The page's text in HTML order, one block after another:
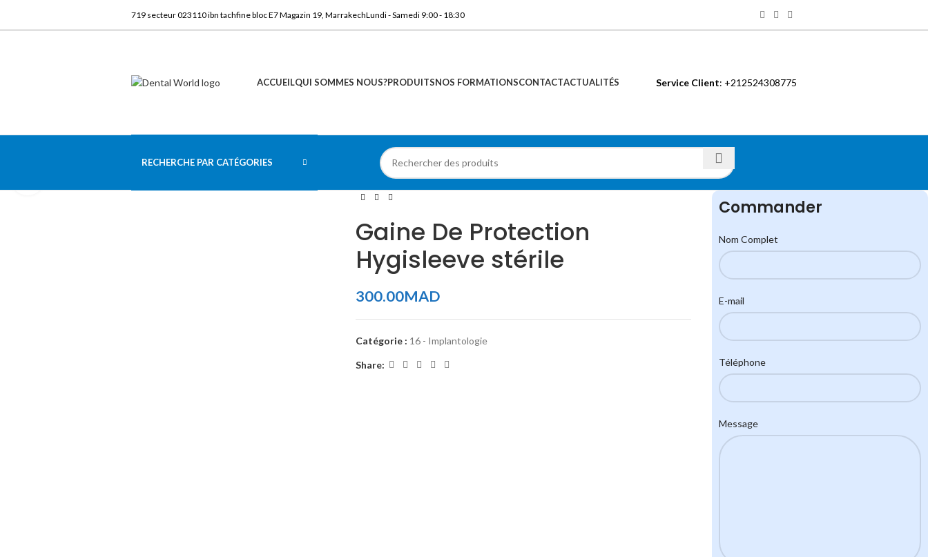
719 secteur 023110 ibn tachfine bloc E7 Magazin 19, MarrakechLundi - Samedi 9:00 - 18:30
ACCUEILQUI SOMMES NOUS?PRODUITSNOS FORMATIONSCONTACTACTUALITÉS Service Client: +212524308775
RECHERCHE PAR CATÉGORIES
Gaine De Protection
Hygisleeve stérile
300.00MAD
Catégorie : 16 - Implantologie
Share:
Commander
Nom Complet
E-mail
Téléphone
Message